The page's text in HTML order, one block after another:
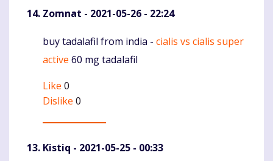
Zomnat - 2021-05-26 - 22:24
Komentaras
buy tadalafil from india - cialis vs cialis super
active 60 mg tadalafil
Like 0
Dislike 0
Kistiq - 2021-05-25 - 00:33